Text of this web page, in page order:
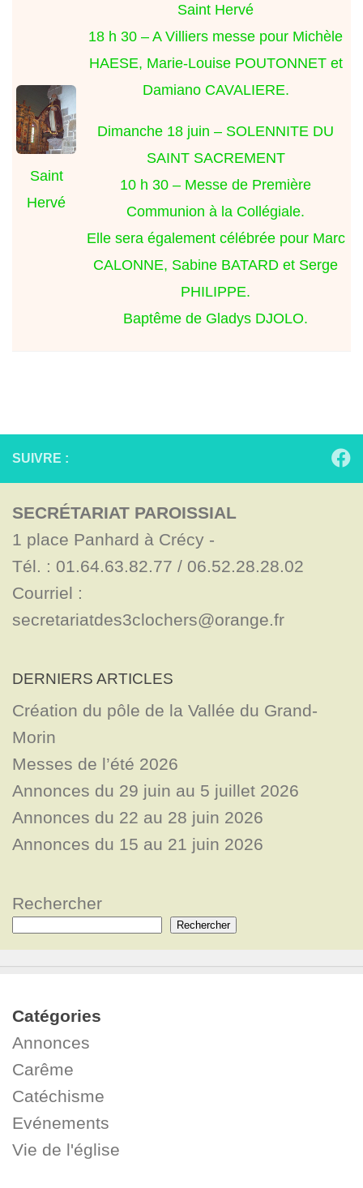
Saint
Hervé
Saint Hervé
18 h 30 – A Villiers messe pour Michèle
HAESE, Marie-Louise POUTONNET et
Damiano CAVALIERE.
Dimanche 18 juin – SOLENNITE DU
SAINT SACREMENT
10 h 30 – Messe de Première
Communion à la Collégiale.
Elle sera également célébrée pour Marc
CALONNE, Sabine BATARD et Serge
PHILIPPE.
Baptême de Gladys DJOLO.
SUIVRE :
SECRÉTARIAT PAROISSIAL
1 place Panhard à Crécy -
Tél. : 01.64.63.82.77 / 06.52.28.28.02
Courriel :
secretariatdes3clochers@orange.fr
DERNIERS ARTICLES
Création du pôle de la Vallée du Grand-
Morin
Messes de l’été 2026
Annonces du 29 juin au 5 juillet 2026
Annonces du 22 au 28 juin 2026
Annonces du 15 au 21 juin 2026
Rechercher
Rechercher
Catégories
Annonces
Carême
Catéchisme
Evénements
Vie de l'église